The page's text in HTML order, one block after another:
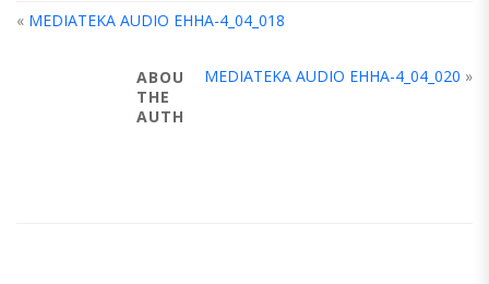
« MEDIATEKA AUDIO EHHA-4_04_018
MEDIATEKA AUDIO EHHA-4_04_020 »
ABOUT
THE
AUTHOR